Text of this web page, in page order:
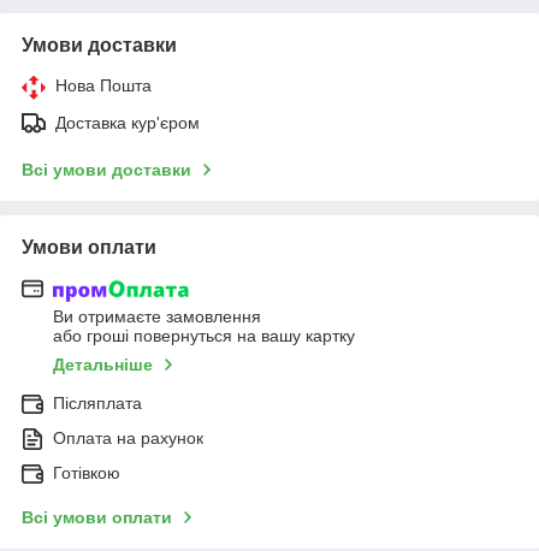
Умови доставки
Нова Пошта
Доставка кур'єром
Всі умови доставки
Умови оплати
Ви отримаєте замовлення
або гроші повернуться на вашу картку
Детальніше
Післяплата
Оплата на рахунок
Готівкою
Всі умови оплати